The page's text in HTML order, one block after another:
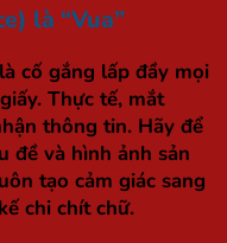
là “Vua”
cố gắng lấp đầy mọi
Thực tế, mắt
thông tin. Hãy để
đề và hình ảnh sản
tạo cảm giác sang
chi chít chữ.